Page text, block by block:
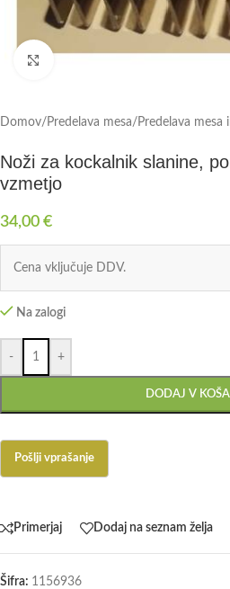
Domov/ Predelava mesa/ Predelava mesa
Noži za kockalnik slanine,
vzmetjo
34,00 €
Cena vključuje DDV.
Na zalogi
- +
DODAJ V
Primerjaj Dodaj na seznam želja
Šifra: 1156936